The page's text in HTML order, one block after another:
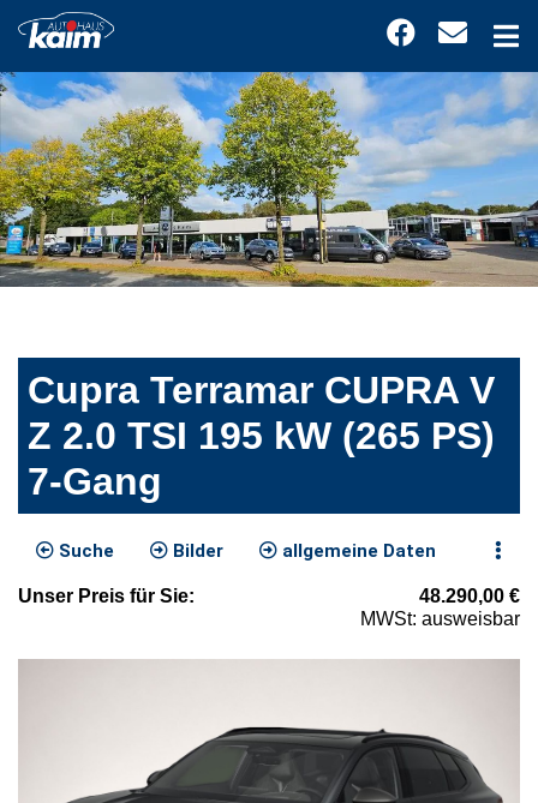
Cupra Terramar CUPRA V
Z 2.0 TSI 195 kW (265 PS)
7-Gang
Suche Bilder allgemeine Daten
Unser Preis für Sie: 48.290,00 €
MWSt: ausweisbar